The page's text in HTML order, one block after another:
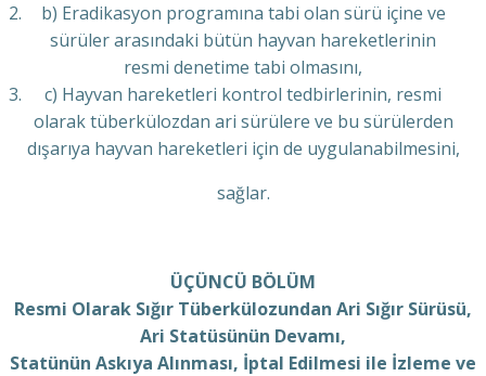
b) Eradikasyon programına tabi olan sürü içine ve
sürüler arasındaki bütün hayvan hareketlerinin
resmi denetime tabi olmasını,
c) Hayvan hareketleri kontrol tedbirlerinin, resmi
olarak tüberkülozdan ari sürülere ve bu sürülerden
dışarıya hayvan hareketleri için de uygulanabilmesini,
sağlar.
ÜÇÜNCÜ BÖLÜM
Resmi Olarak Sığır Tüberkülozundan Ari Sığır Sürüsü,
Ari Statüsünün Devamı,
Statünün Askıya Alınması, İptal Edilmesi ile İzleme ve